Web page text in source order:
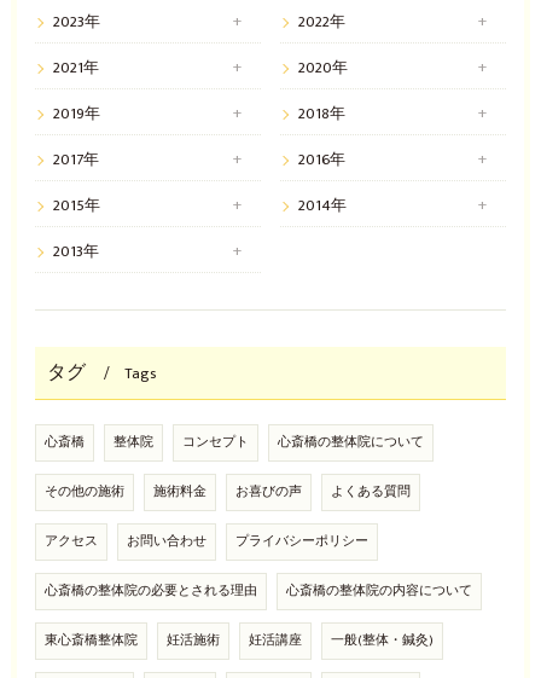
2023年
2022年
2021年
2020年
2019年
2018年
2017年
2016年
2015年
2014年
2013年
タグ Tags
心斎橋 整体院 コンセプト 心斎橋の整体院について
その他の施術 施術料金 お喜びの声 よくある質問
アクセス お問い合わせ プライバシーポリシー
心斎橋の整体院の必要とされる理由 心斎橋の整体院の内容について
東心斎橋整体院 妊活施術 妊活講座 一般(整体・鍼灸)